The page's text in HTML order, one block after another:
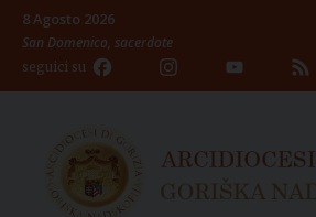
Skip
content
8 Agosto 2026
San Domenico, sacerdote
seguici su Facebook InstagramYouTube
Channel